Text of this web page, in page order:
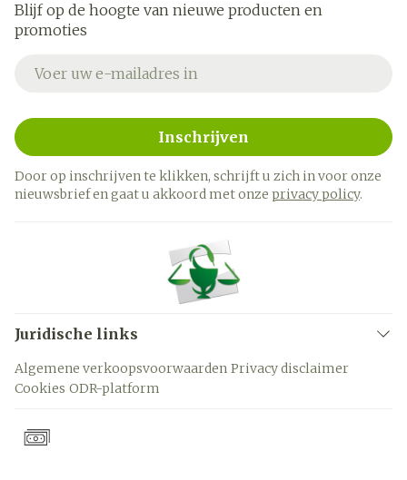
Blijf op de hoogte van nieuwe producten en
promoties
Inschrijven
Door op inschrijven te klikken, schrijft u zich in voor onze
nieuwsbrief en gaat u akkoord met onze privacy policy.
Juridische links
Algemene verkoopsvoorwaarden Privacy disclaimer
Cookies ODR-platform